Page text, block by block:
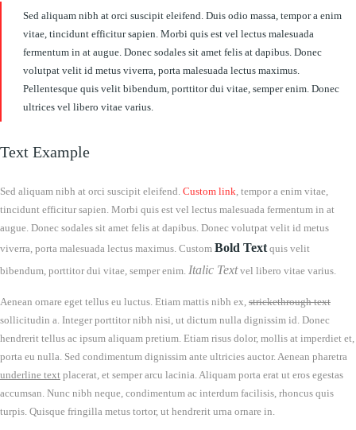
Sed aliquam nibh at orci suscipit eleifend. Duis odio massa, tempor a enim
vitae, tincidunt efficitur sapien. Morbi quis est vel lectus malesuada
fermentum in at augue. Donec sodales sit amet felis at dapibus. Donec
volutpat velit id metus viverra, porta malesuada lectus maximus.
Pellentesque quis velit bibendum, porttitor dui vitae, semper enim. Donec
ultrices vel libero vitae varius.
Text Example
Sed aliquam nibh at orci suscipit eleifend. Custom link, tempor a enim vitae,
tincidunt efficitur sapien. Morbi quis est vel lectus malesuada fermentum in at
augue. Donec sodales sit amet felis at dapibus. Donec volutpat velit id metus
viverra, porta malesuada lectus maximus. Custom Bold Textquis velit
bibendum, porttitor dui vitae, semper enim. Italic Textvel libero vitae varius.
Aenean ornare eget tellus eu luctus. Etiam mattis nibh ex, strickethrough text
sollicitudin a. Integer porttitor nibh nisi, ut dictum nulla dignissim id. Donec
hendrerit tellus ac ipsum aliquam pretium. Etiam risus dolor, mollis at imperdiet et,
porta eu nulla. Sed condimentum dignissim ante ultricies auctor. Aenean pharetra
underline text placerat, et semper arcu lacinia. Aliquam porta erat ut eros egestas
accumsan. Nunc nibh neque, condimentum ac interdum facilisis, rhoncus quis
turpis. Quisque fringilla metus tortor, ut hendrerit urna ornare in.